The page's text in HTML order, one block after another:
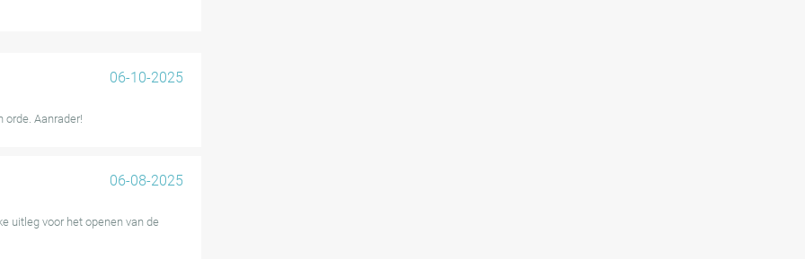
verwarring kan zijn over de
Het zou nuttig zijn voor het
Daarnaast
die de ingang blokkeren,
een specifieke mobiele app
controleren voor
de gemak en veiligheid,
orde. Aanrader!
06-10-2025
uitleg voor het openen van de
06-08-2025